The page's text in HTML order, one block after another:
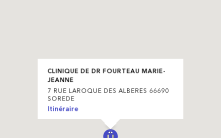
CLINIQUE DE DR FOURTEAU MARIE-
JEANNE
7 RUE LAROQUE DES ALBERES 66690
SOREDE
Itinéraire